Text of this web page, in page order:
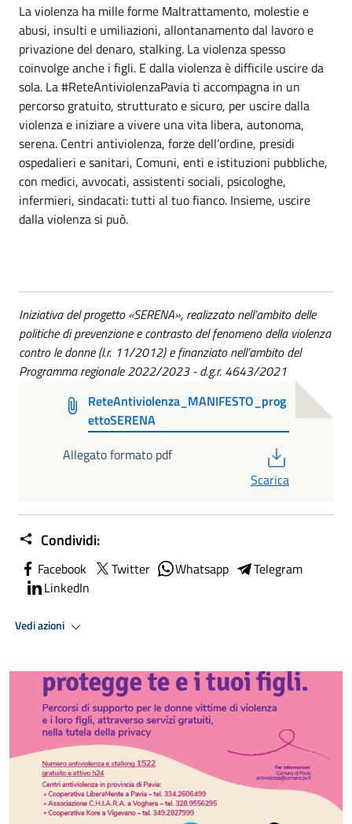
La violenza ha mille forme Maltrattamento, molestie e
abusi, insulti e umiliazioni, allontanamento dal lavoro e
privazione del denaro, stalking. La violenza spesso
coinvolge anche i figli. E dalla violenza è difficile uscire da
sola. La #ReteAntiviolenzaPavia ti accompagna in un
percorso gratuito, strutturato e sicuro, per uscire dalla
violenza e iniziare a vivere una vita libera, autonoma,
serena. Centri antiviolenza, forze dell’ordine, presidi
ospedalieri e sanitari, Comuni, enti e istituzioni pubbliche,
con medici, avvocati, assistenti sociali, psicologhe,
infermieri, sindacati: tutti al tuo fianco. Insieme, uscire
dalla violenza si può.
Iniziativa del progetto «SERENA», realizzato nell’ambito delle
politiche di prevenzione e contrasto del fenomeno della violenza
contro le donne (l.r. 11/2012) e finanziato nell’ambito del
Programma regionale 2022/2023 - d.g.r. 4643/2021
ReteAntiviolenza_MANIFESTO_prog
ettoSERENA
Allegato formato pdf
Scarica
Condividi:
Facebook Twitter Whatsapp
Telegram
LinkedIn
Vedi azioni